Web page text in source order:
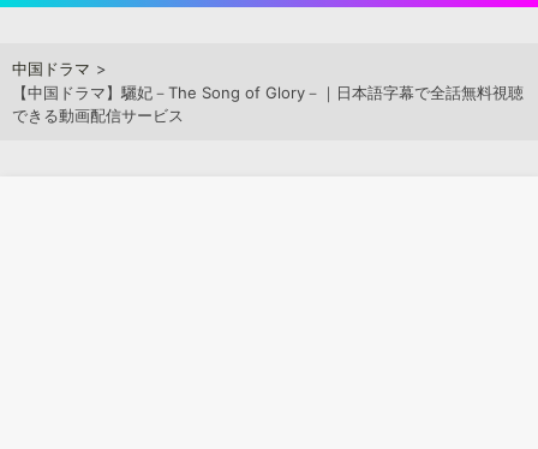
content
アジアンステージ
中国ドラマ
【中国ドラマ】驪妃－The Song of Glory－｜日本語字幕で全話無料視聴
できる動画配信サービス